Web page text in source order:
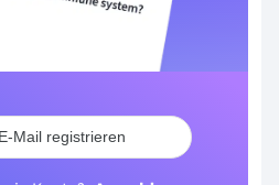
Mail registrieren